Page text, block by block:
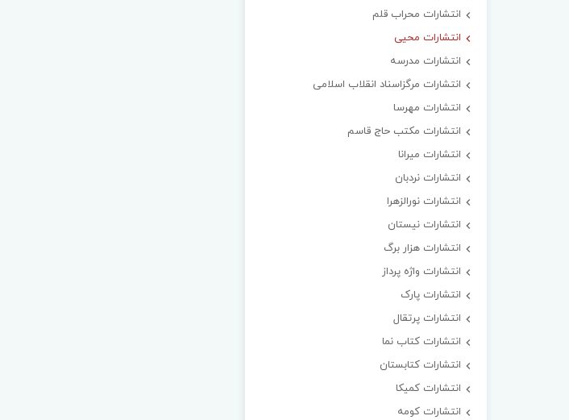
انتشارات محراب قلم
انتشارات محیی
انتشارات مدرسه
انتشارات مرگزاسناد انقلاب اسلامی
انتشارات مهرسا
انتشارات مکتب حاج قاسم
انتشارات میرانا
انتشارات نردبان
انتشارات نورالزهرا
انتشارات نیستان
انتشارات هزار برگ
انتشارات واژه پرداز
انتشارات پارک
انتشارات پرتقال
انتشارات کتاب نما
انتشارات کتابستان
انتشارات کمیکا
انتشارات کومه